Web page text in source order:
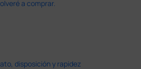
a comprar.
disposición y rapidez